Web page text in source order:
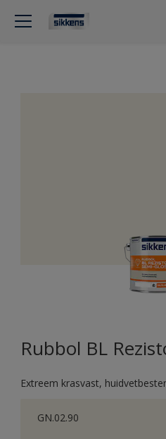
Rubbol BL
Extreem krasvast,
GN.02.90